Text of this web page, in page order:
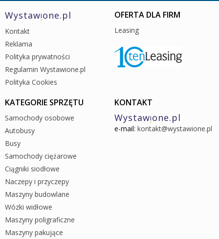
Wystawione.pl
Kontakt
Reklama
Polityka prywatności
Regulamin Wystawione.pl
Polityka Cookies
OFERTA DLA FIRM
Leasing
KATEGORIE SPRZĘTU
Samochody osobowe
Autobusy
Busy
Samochody ciężarowe
Ciągniki siodłowe
Naczepy i przyczepy
Maszyny budowlane
Wózki widłowe
Maszyny poligraficzne
Maszyny pakujące
KONTAKT
Wystawione.pl
e-mail: kontakt@wystawione.pl